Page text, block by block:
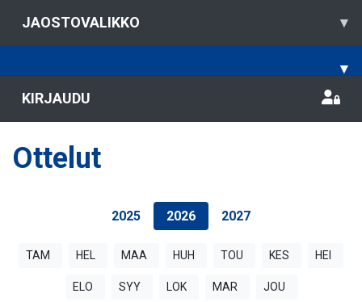
JAOSTOVALIKKO ▾
▾
KIRJAUDU
Ottelut
2025 2026 2027
TAM HEL MAA HUH TOU KES HEI
ELO SYY LOK MAR JOU